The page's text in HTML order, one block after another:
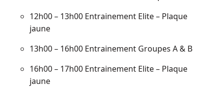
12h00 – 13h00 Entrainement Elite – Plaque
jaune
13h00 – 16h00 Entrainement Groupes A & B
16h00 – 17h00 Entrainement Elite – Plaque
jaune